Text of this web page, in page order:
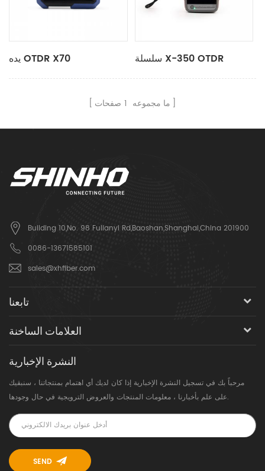
يده OTDR X70 سلسلة X-350 OTDR
ما مجموعه 1 صفحات
Building 10,No. 98 Fulianyi Rd,Baoshan,Shanghai,China 201900
0086-13671585101
sales@xhfiber.com
تابعنا
العلامات الساخنة
النشرة الإخبارية
مرحباً بك في تسجيل النشرة الإخبارية إذا كان لديك أي اهتمام بمنتجاتنا ، سنبقيك
على علم بأخبارنا ، معلومات المنتجات والعروض الترويجية في حال وجودها.